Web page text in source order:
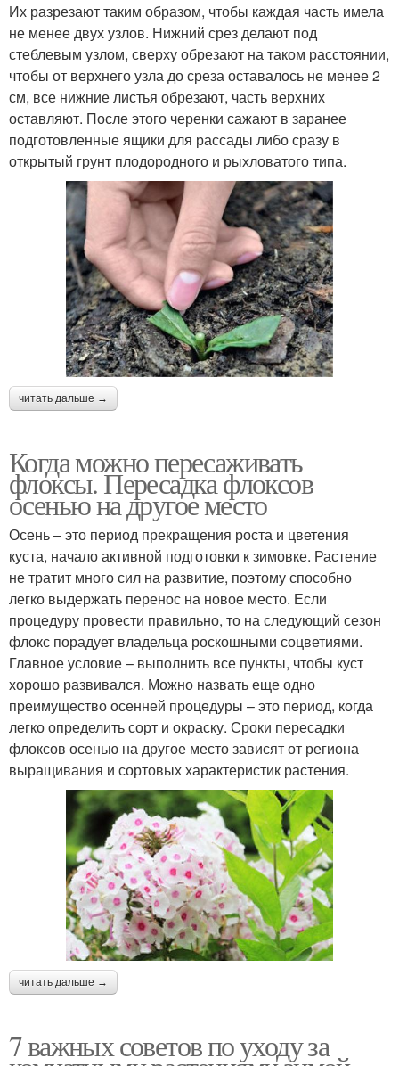
Их разрезают таким образом, чтобы каждая часть имела
не менее двух узлов. Нижний срез делают под
стеблевым узлом, сверху обрезают на таком расстоянии,
чтобы от верхнего узла до среза оставалось не менее 2
см, все нижние листья обрезают, часть верхних
оставляют. После этого черенки сажают в заранее
подготовленные ящики для рассады либо сразу в
открытый грунт плодородного и рыхловатого типа.
читать дальше →
Когда можно пересаживать
флоксы. Пересадка флоксов
осенью на другое место
Осень – это период прекращения роста и цветения
куста, начало активной подготовки к зимовке. Растение
не тратит много сил на развитие, поэтому способно
легко выдержать перенос на новое место. Если
процедуру провести правильно, то на следующий сезон
флокс порадует владельца роскошными соцветиями.
Главное условие – выполнить все пункты, чтобы куст
хорошо развивался. Можно назвать еще одно
преимущество осенней процедуры – это период, когда
легко определить сорт и окраску. Сроки пересадки
флоксов осенью на другое место зависят от региона
выращивания и сортовых характеристик растения.
читать дальше →
7 важных советов по уходу за